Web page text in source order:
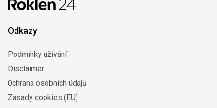
Odkazy
Podmínky užívání
Disclaimer
0chrana osobních údajů
Zásady cookies (EU)